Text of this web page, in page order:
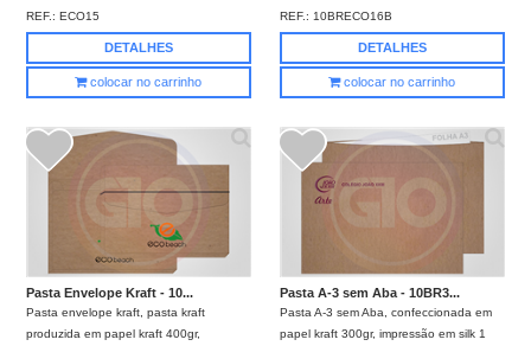
REF.:ECO15
DETALHES
colocar no carrinho
REF.: 10BRECO16B
DETALHES
colocar no carrinho
Pasta Envelope Kraft - 10...
Pasta envelope kraft, pasta kraft
produzida em papel kraft 400gr,
Pasta A-3 sem Aba - 10BR3...
Pasta A-3 sem Aba, confeccionada em
papel kraft 300gr, impressão em silk 1